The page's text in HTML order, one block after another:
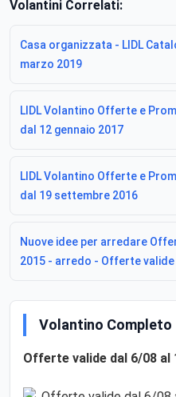
Volantini Correlati:
Casa organizzata - LIDL
marzo 2019
LIDL Volantino Offerte e
dal 12 gennaio 2017
LIDL Volantino Offerte e
dal 19 settembre 2016
Nuove idee per arredare
2015 - arredo - Offerte valide
Volantino Completo
Offerte valide dal 6/08 al